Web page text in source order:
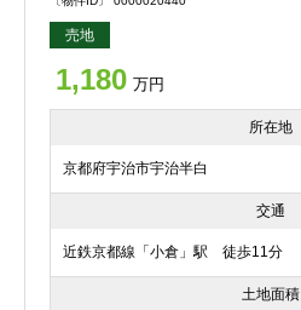
売地
1,180 万円
所在地
京都府宇治市宇治半白
交通
近鉄京都線「小倉」駅 徒歩11分
土地面積